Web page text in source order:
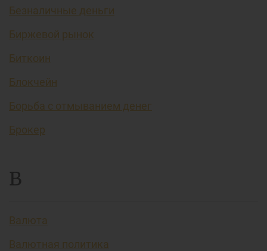
Безналичные деньги
Биржевой рынок
Биткоин
Блокчейн
Борьба с отмыванием денег
Брокер
В
Валюта
Валютная политика